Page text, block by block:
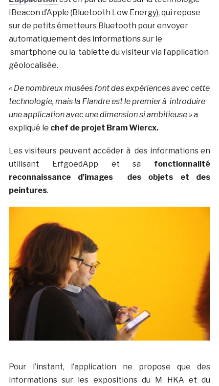
IBeacon d’Apple (Bluetooth Low Energy), qui repose
sur de petits émetteurs Bluetooth pour envoyer
automatiquement des informations sur le
smartphone ou la tablette du visiteur via l’application
géolocalisée.
« De nombreux musées font des expériences avec cette
technologie, mais la Flandre est le premier à introduire
une application avec une dimension si ambitieuse »a
expliqué le chef de projet Bram Wiercx.
Les visiteurs peuvent accéder à des informations en
utilisant ErfgoedApp et sa fonctionnalité
reconnaissance d’images des objets et des
peintures.
Pour l’instant, l’application ne propose que des
informations sur les expositions du M HKA et du